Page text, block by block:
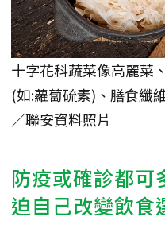
十字花科蔬菜像高麗菜
(如:蘿蔔硫素)、膳食纖
／聯安資料照片
防疫或確診都可
迫自己改變飲食